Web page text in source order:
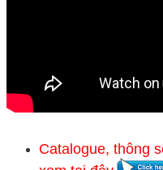
Catalogue, thông